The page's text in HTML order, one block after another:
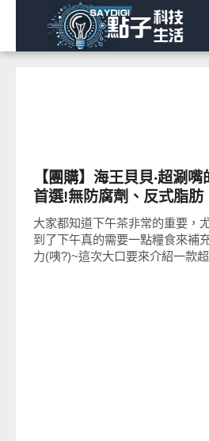
【團購】海王貝貝‧超涮
首選!無防腐劑、反式脂肪
地的小卷餅風味!
大家都知道下午茶非常的重要，
到了下午真的需要一點糧食來補
力(咦?)~這次大口要來介紹一款超